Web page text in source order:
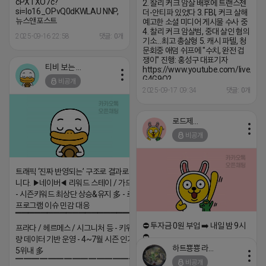
2. 찰리 커크 암살 배후에 트랜스젠
더-안티파 있었다 3. FBI, 커크 살해
예고한 소셜 미디어 게시물 수사 중
4. 찰리 커크 암살범, 중대 살인 혐의
기소…최고 총살형 5. 캐시 파텔, 청
문회중 애덤 쉬프에 "수치, 완전 겁
쟁이" 진행: 홍성구 대표기자
https://www.youtube.com/live/
G4G9Q?
si=g6CFIO1HpPwDe8Ct NNP,
있습니다.
2025-09-17 09:34 댓글: 0개
si=Io16_OPvQ0dKWLAU NNP,
뉴스앤포스트
2025-09-16 22:58 댓글: 0개
비공개
트래픽 ‘진짜 반영되는’ 구조로 결과로 보여드립
니다. ▶네이버◀ 리워드 스테이 / 가드 / 자몽 등
- 시즌키워드 최상단 상승&유지 多 - 로직변화,
프로그램 이슈 민감 대응
▔▔▔▔▔▔▔▔▔▔▔▔▔▔▔▔▔▔ ▶쿠팡◀
프라다 / 헤르메스 / 시그니처 등 - 키워드 검색
량 데이터 기반 운영 - 4~7월 시즌 인기 키워드
5위내 多
▔▔▔▔▔▔▔▔▔▔▔▔▔▔▔▔▔▔
비공개
⛔️ 투자금 0원 부업 ➡️ 내일 밤 9시
⛔️
2026-04-18 17:23
하트뿅뿅 라이언
비공개